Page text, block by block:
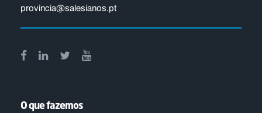
provincia@salesianos.pt
O que fazemos